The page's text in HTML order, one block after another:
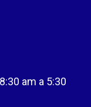
am a 5:30